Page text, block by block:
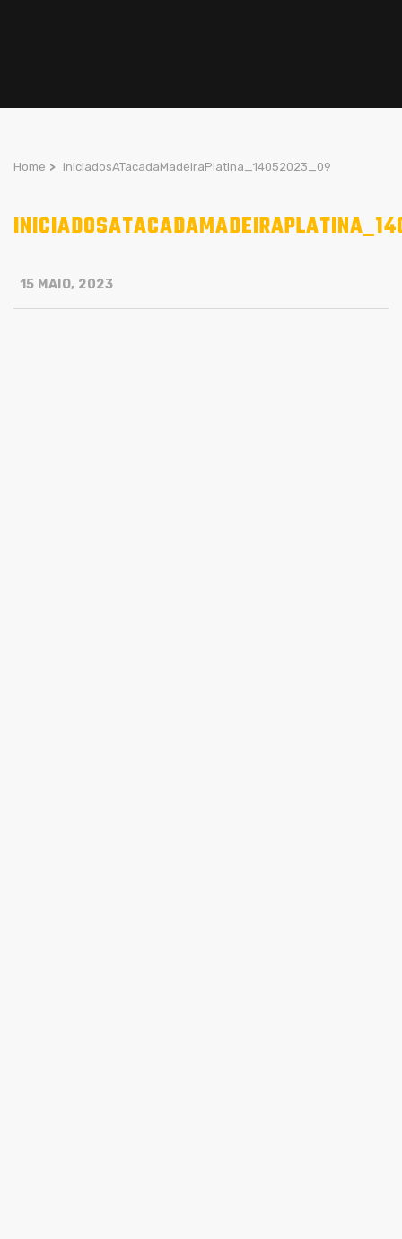
Home > IniciadosATacadaMadeiraPlatina_14052023_09
15 MAIO, 2023